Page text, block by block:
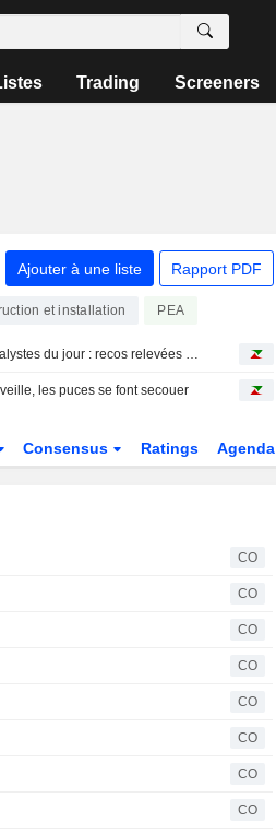
Trading Screeners
Ajouter à une liste Rapport PDF
et installation PEA
Avis d'analystes du jour : recos relevées sur L'Oréal et Clariant
les puces se font secouer
Consensus Ratings Agenda
CO
CO
CO
CO
CO
CO
CO
CO